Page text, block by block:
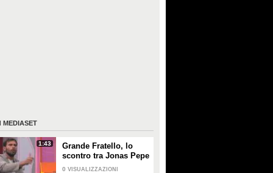
MEDIASET
1:43
Grande Fratello, lo
scontro tra Jonas Pepe
e Domenico D'Alterio
0 VISUALIZZAZIONI